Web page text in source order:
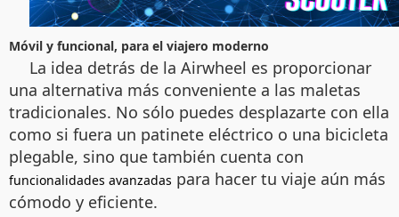
Móvil y funcional, para el viajero moderno
La idea detrás de la Airwheel es proporcionar
una alternativa más conveniente a las maletas
tradicionales. No sólo puedes desplazarte con ella
como si fuera un patinete eléctrico o una bicicleta
plegable, sino que también cuenta con
funcionalidades avanzadas para hacer tu viaje aún más
cómodo y eficiente.